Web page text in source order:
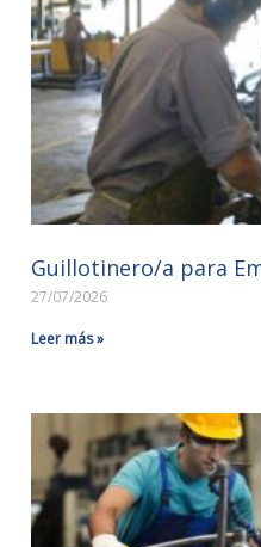
Guillotinero/a para
27/07/2026
Leer más »